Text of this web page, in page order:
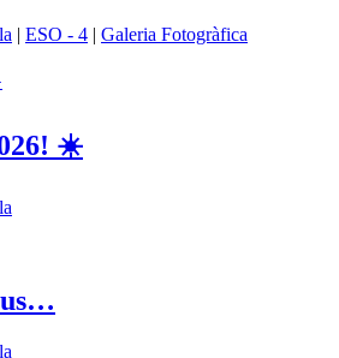
| ESO - 4 | Galeria Fotogràfica
☀️